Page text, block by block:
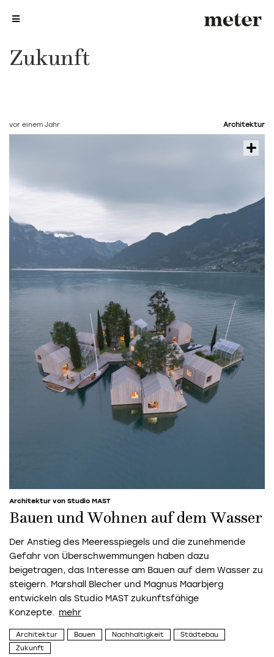
Zukunft
vor einem Jahr Architektur
Architektur von Studio MAST
Bauen und Wohnen auf dem Wasser
Der Anstieg des Meeresspiegels und die zunehmende
Gefahr von Überschwemmungen haben dazu
beigetragen, das Interesse am Bauen auf dem Wasser zu
steigern. Marshall Blecher und Magnus Maarbjerg
entwickeln als Studio MAST zukunftsfähige
Konzepte.
Architektur Bauen Nachhaltigkeit
Städtebau
Zukunft